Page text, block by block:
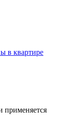
в квартире
применяется